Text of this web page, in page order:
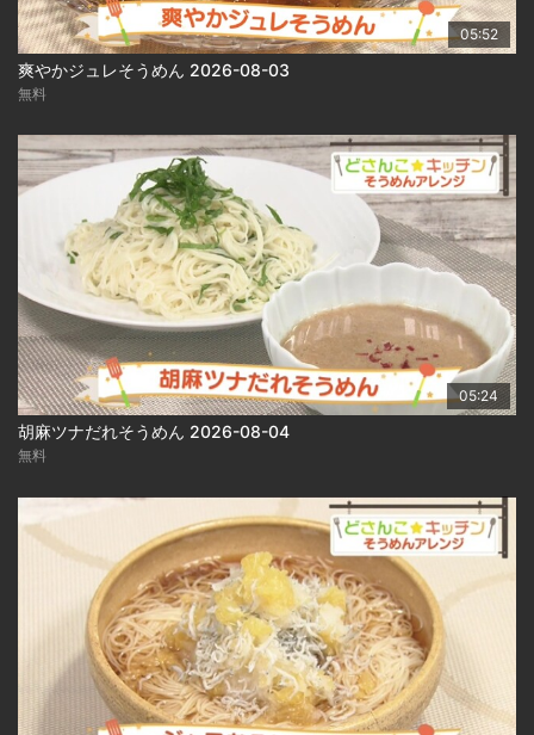
05:52
爽やかジュレそうめん 2026-08-03
無料
05:24
胡麻ツナだれそうめん 2026-08-04
無料